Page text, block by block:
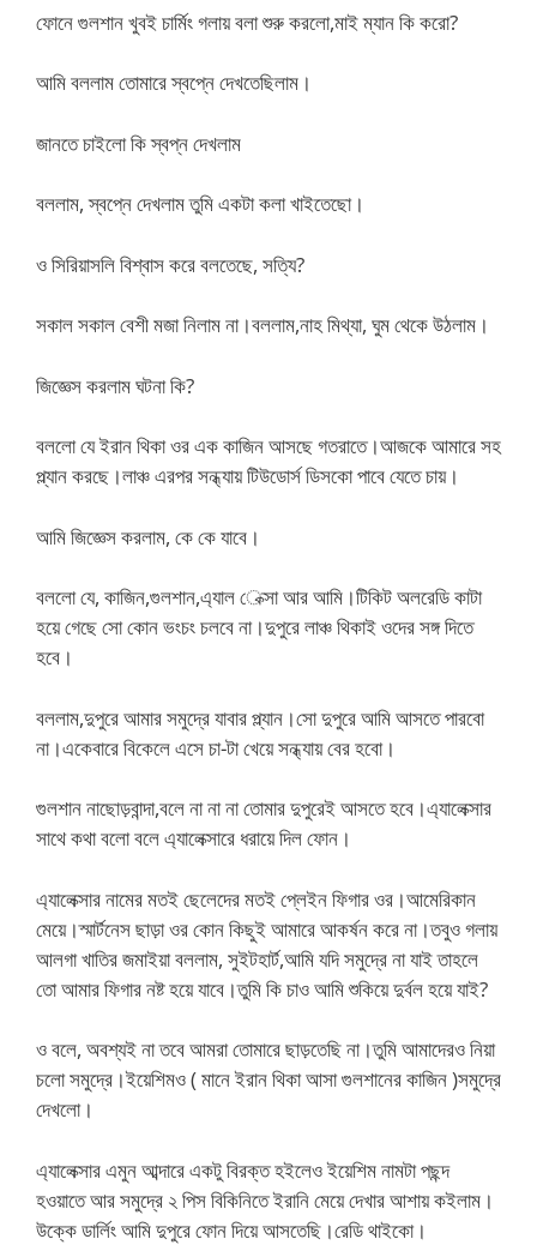
ফোনে গুলশান খুবই চার্মিং গলায় বলা শুরু করলো,মাই ম্যান কি করো?
আমি বললাম তোমারে স্বপ্নে দেখতেছিলাম।
জানতে চাইলো কি স্বপ্ন দেখলাম
বললাম, স্বপ্নে দেখলাম তুমি একটা কলা খাইতেছো।
ও সিরিয়াসলি বিশ্বাস করে বলতেছে, সত্যি?
সকাল সকাল বেশী মজা নিলাম না।বললাম,নাহ মিথ্যা, ঘুম থেকে উঠলাম।
জিজ্ঞেস করলাম ঘটনা কি?
বললো যে ইরান থিকা ওর এক কাজিন আসছে গতরাতে।আজকে আমারে সহ
প্ল্যান করছে।লাঞ্চ এরপর সন্ধ্যায় টিউডোর্স ডিসকো পাবে যেতে চায়।
আমি জিজ্ঞেস করলাম, কে কে যাবে।
বললো যে, কাজিন,গুলশান,এ্যাল েক্সা আর আমি।টিকিট অলরেডি কাটা
হয়ে গেছে সো কোন ভংচং চলবে না।দুপুরে লাঞ্চ থিকাই ওদের সঙ্গ দিতে
হবে।
বললাম,দুপুরে আমার সমুদ্রে যাবার প্ল্যান।সো দুপুরে আমি আসতে পারবো
না।একেবারে বিকেলে এসে চা-টা খেয়ে সন্ধ্যায় বের হবো।
গুলশান নাছোড়বান্দা,বলে না না না তোমার দুপুরেই আসতে হবে।এ্যালেক্সার
সাথে কথা বলো বলে এ্যালেক্সারে ধরায়ে দিল ফোন।
এ্যালেক্সার নামের মতই ছেলেদের মতই প্লেইন ফিগার ওর।আমেরিকান
মেয়ে।স্মার্টনেস ছাড়া ওর কোন কিছুই আমারে আকর্ষন করে না।তবুও গলায়
আলগা খাতির জমাইয়া বললাম, সুইটহার্ট,আমি যদি সমুদ্রে না যাই তাহলে
তো আমার ফিগার নষ্ট হয়ে যাবে।তুমি কি চাও আমি শুকিয়ে দুর্বল হয়ে যাই?
ও বলে, অবশ্যই না তবে আমরা তোমারে ছাড়তেছি না।তুমি আমাদেরও নিয়া
চলো সমুদ্রে।ইয়েশিমও ( মানে ইরান থিকা আসা গুলশানের কাজিন )সমুদ্রে
দেখলো।
এ্যালেক্সার এমুন আব্দারে একটু বিরক্ত হইলেও ইয়েশিম নামটা পছন্দ
হওয়াতে আর সমুদ্রে ২ পিস বিকিনিতে ইরানি মেয়ে দেখার আশায় কইলাম।
উক্কে ডার্লিং আমি দুপুরে ফোন দিয়ে আসতেছি।রেডি থাইকো।